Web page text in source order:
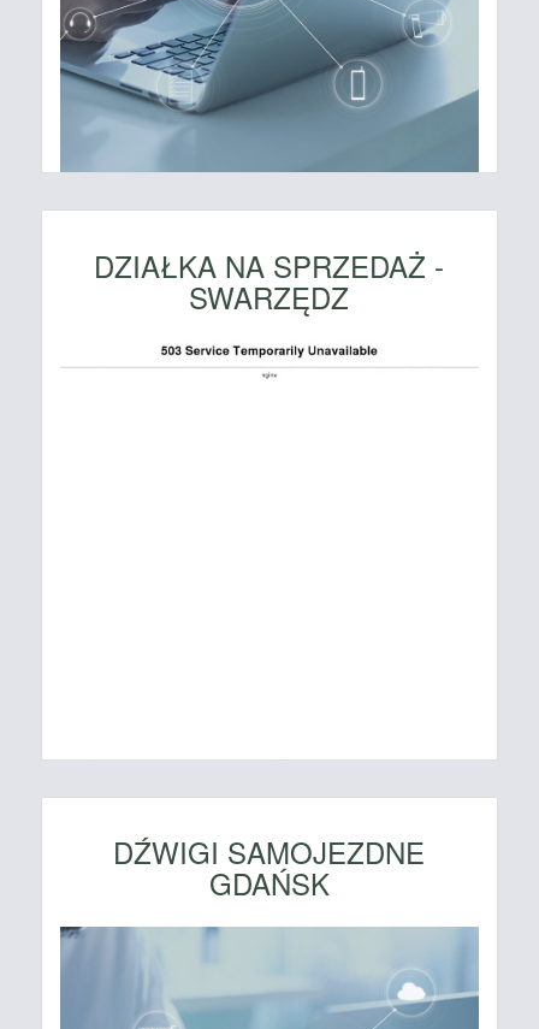
DZIAŁKA NA SPRZEDAŻ -
SWARZĘDZ
DŹWIGI SAMOJEZDNE
GDAŃSK